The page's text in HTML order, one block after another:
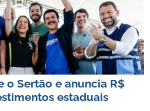
o Sertão e anuncia R$
estaduais